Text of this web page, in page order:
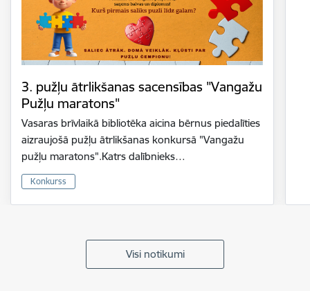
3. pužļu ātrlikšanas sacensības "Vangažu
Pužļu maratons"
Vasaras brīvlaikā bibliotēka aicina bērnus piedalīties
aizraujošā pužļu ātrlikšanas konkursā "Vangažu
pužļu maratons".Katrs dalībnieks…
Konkurss
Visi notikumi